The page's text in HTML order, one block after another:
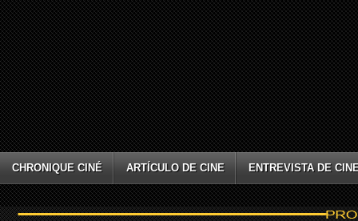
CHRONIQUE CINÉ ARTÍCULO DE CINE ENTREVISTA DE